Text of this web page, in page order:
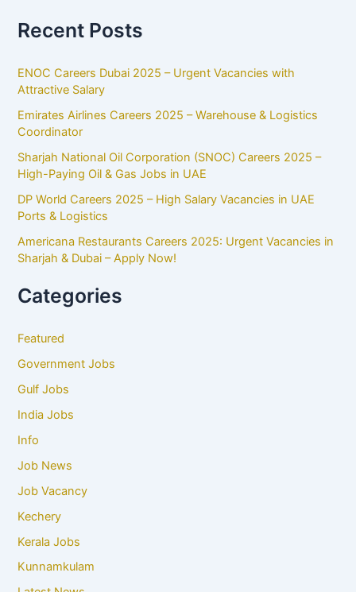
Recent Posts
ENOC Careers Dubai 2025 – Urgent Vacancies with
Attractive Salary
Emirates Airlines Careers 2025 – Warehouse & Logistics
Coordinator
Sharjah National Oil Corporation (SNOC) Careers 2025 –
High-Paying Oil & Gas Jobs in UAE
DP World Careers 2025 – High Salary Vacancies in UAE
Ports & Logistics
Americana Restaurants Careers 2025: Urgent Vacancies in
Sharjah & Dubai – Apply Now!
Categories
Featured
Government Jobs
Gulf Jobs
India Jobs
Info
Job News
Job Vacancy
Kechery
Kerala Jobs
Kunnamkulam